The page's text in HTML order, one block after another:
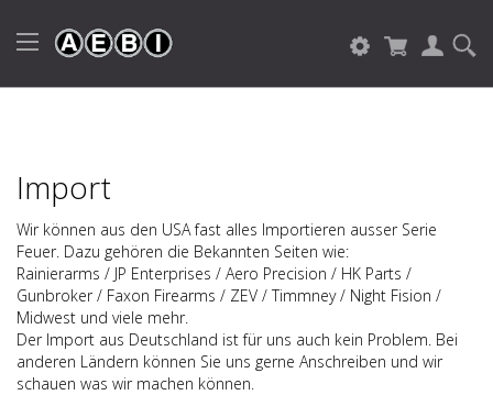
Import
Wir können aus den USA fast alles Importieren ausser Serie
Feuer. Dazu gehören die Bekannten Seiten wie:
Rainierarms / JP Enterprises / Aero Precision / HK Parts /
Gunbroker / Faxon Firearms / ZEV / Timmney / Night Fision /
Midwest und viele mehr.
Der Import aus Deutschland ist für uns auch kein Problem. Bei
anderen Ländern können Sie uns gerne Anschreiben und wir
schauen was wir machen können.